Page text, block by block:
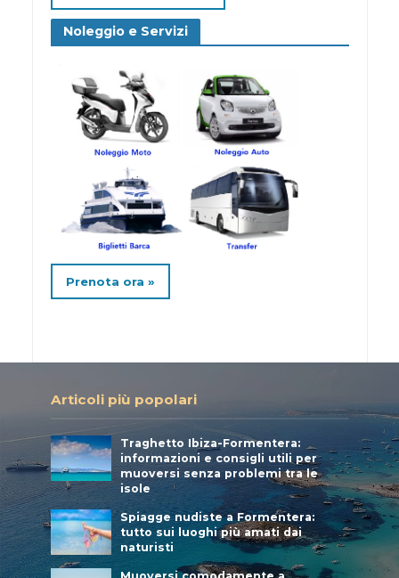
Noleggio e Servizi
Prenota ora »
Articoli più popolari
Traghetto Ibiza-Formentera:
informazioni e consigli utili per
muoversi senza problemi tra le
isole
Spiagge nudiste a Formentera:
tutto sui luoghi più amati dai
naturisti